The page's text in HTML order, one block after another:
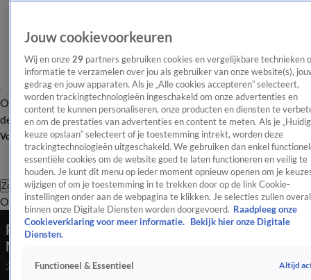
OverzichtAfleveringen Entertainment TV Algemeen
Tip
de redactieNieuwsbrief
Volg Shownieuws
Zoeken
OverzichtEntertainmentSpraakmakendRealityCrimeVideo's
Puck (6) wereldberoemd na brutaal debuut met
Nederlands Elftal
24 juli 2020, 12:10
Jouw cookievoorkeuren
Wij en onze 29 partners gebruiken cookies en vergelijkbare technieken
informatie te verzamelen over jou als gebruiker van onze website(s),
gedrag en jouw apparaten. Als je „Alle cookies accepteren” selecteert,
worden trackingtechnologieën ingeschakeld om onze advertenties en
content te kunnen personaliseren, onze producten en diensten te
en om de prestaties van advertenties en content te meten. Als je
keuze opslaan” selecteert of je toestemming intrekt, worden deze
trackingtechnologieën uitgeschakeld. We gebruiken dan enkel
essentiële cookies om de website goed te laten functioneren en veilig te
houden. Je kunt dit menu op ieder moment opnieuw openen om je
wijzigen of om je toestemming in te trekken door op de link Cookie-
instellingen onder aan de webpagina te klikken. Je selecties zullen overal
binnen onze Digitale Diensten worden doorgevoerd. Raadpleeg onze
Cookieverklaring voor meer informatie.
Bekijk hier onze Digitale
Diensten.
Functioneel & Essentieel Altijd